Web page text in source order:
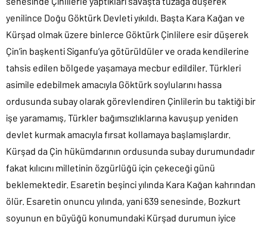
yenilince Doğu Göktürk Devleti yıkıldı. Başta Kara Kağan ve
Kürşad olmak üzere binlerce Göktürk Çinlilere esir düşerek
Çin’in başkenti Siganfu’ya götürüldüler ve orada kendilerine
tahsis edilen bölgede yaşamaya mecbur edildiler. Türkleri
asimile edebilmek amacıyla Göktürk soylularını hassa
ordusunda subay olarak görevlendiren Çinlilerin bu taktiği bir
işe yaramamış, Türkler bağımsızlıklarına kavuşup yeniden
devlet kurmak amacıyla fırsat kollamaya başlamışlardır.
Kürşad da Çin hükümdarının ordusunda subay durumundadır
fakat kılıcını milletinin özgürlüğü için çekeceği günü
beklemektedir. Esaretin beşinci yılında Kara Kağan kahrından
ölür. Esaretin onuncu yılında, yani 639 senesinde, Bozkurt
soyunun en büyüğü konumundaki Kürşad durumun iyice